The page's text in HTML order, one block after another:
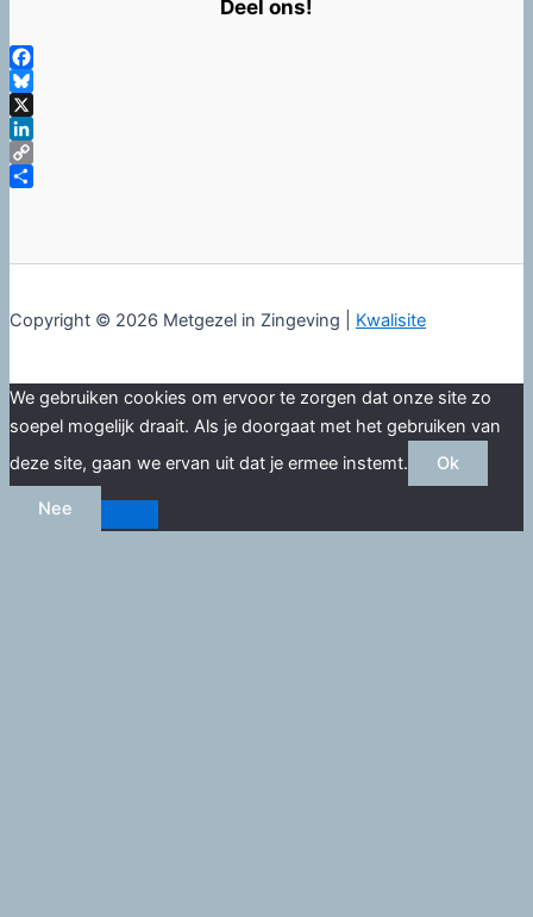
Deel ons!
Copyright © 2026 Metgezel in Zingeving | Kwalisite
We gebruiken cookies om ervoor te zorgen dat onze site zo
soepel mogelijk draait. Als je doorgaat met het gebruiken van
deze site, gaan we ervan uit dat je ermee instemt.
Ok
Nee